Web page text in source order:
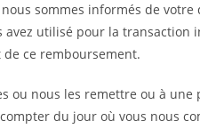
sommes informés de
utilisé pour la transaction
ce remboursement.
ou nous les remettre ou à
du jour où vous nous